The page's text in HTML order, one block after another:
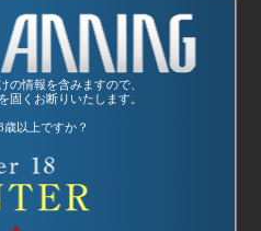
の情報を含みますので、
固くお断りいたします。
歳以上ですか？